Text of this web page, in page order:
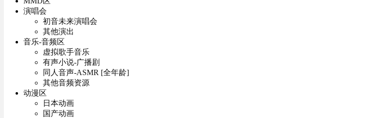
演唱会
初音未来演唱会
其他演出
音乐-音频区
虚拟歌手音乐
有声小说-广播剧
同人音声-ASMR [全年龄]
其他音频资源
动漫区
日本动画
国产动画